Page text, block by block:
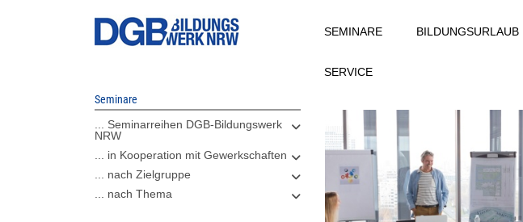
SEMINARE BILDUNGSURLAUB
SERVICE
Seminare
... Seminarreihen DGB-Bildungswerk
NRW
... in Kooperation mit Gewerkschaften
... nach Zielgruppe
... nach Thema